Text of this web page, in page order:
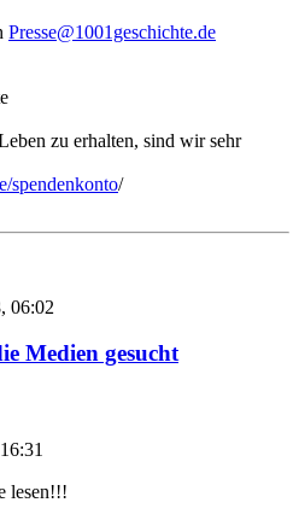
Presse@1001geschichte.de
zu erhalten, sind wir sehr
spendenkonto/
06:02
Medien gesucht
lesen!!!